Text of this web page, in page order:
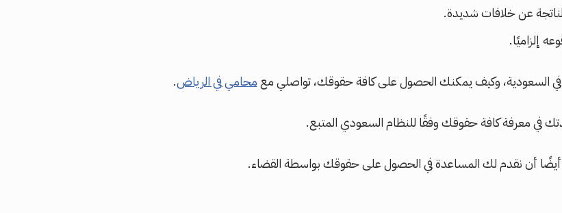
عن خلافات شديدة.
إلزاميًا.
في السعودية، وكيف يمكنك الحصول على كافة حقوقك، تواصلي معمحامي في الرياض.
في معرفة كافة حقوقك وفقًا للنظام السعودي المتبع.
أن نقدم لك المساعدة في الحصول على حقوقك بواسطة القضاء.